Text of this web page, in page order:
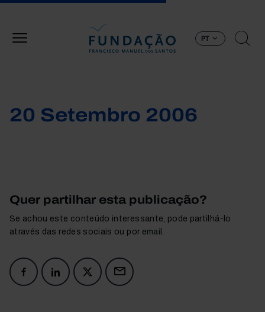
PT
20 Setembro 2006
Quer partilhar esta publicação?
Se achou este conteúdo interessante, pode partilhá-lo
através das redes sociais ou por email.